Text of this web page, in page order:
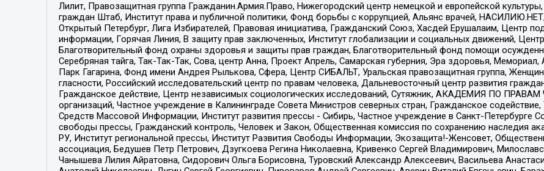
Лилит, Правозащитная группа Гражданин.Армия.Право, Нижегородский центр немецкой и европейской
граждан Штаб, Институт права и публичной политики, Фонд борьбы с коррупцией, Альянс врачей,
Открытый Петербург, Лига Избирателей, Правовая инициатива, Гражданский Союз, Хасдей Ерушалаим, Центр
информации, Горячая Линия, В защиту прав заключенных, Институт глобализации и социальных движений,
Благотворительный фонд охраны здоровья и защиты прав граждан, Благотворительный фонд помощи
Серебряная тайга, Так-Так-Так, Сова, центр Анна, Проект Апрель, Самарская губерния, Эра здоровья,
Парк Гагарина, Фонд имени Андрея Рылькова, Сфера, Центр СИБАЛЬТ, Уральская правозащитная группа,
гласности, Российский исследовательский центр по правам человека, Дальневосточный центр развития
Гражданское действие, Центр независимых социологических исследований, Сутяжник, АКАДЕМИЯ ПО
организаций, Частное учреждение в Калининграде Совета Министров северных стран, Гражданское
Средств Массовой Информации, Институт развития прессы - Сибирь, Частное учреждение в Санкт-Петербурге
свободы прессы, Гражданский контроль, Человек и Закон, Общественная комиссия по сохранению наследия
РУ, Институт региональной прессы, Институт Развития Свободы Информации, Экозащита!-Женсовет,
ассоциация, Бедушев Петр Петрович, Дзугкоева Регина Николаевна, Кривенко Сергей Владимирович,
Чанышева Лилия Айратовна, Сидорович Ольга Борисовна, Туровский Александр Алексеевич, Васильева